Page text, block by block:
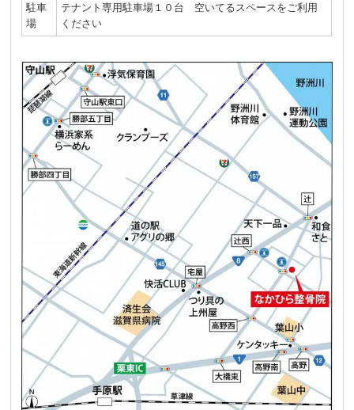
駐車
場
テナント専用駐車場１０台 空いてるスペースをご利用
ください